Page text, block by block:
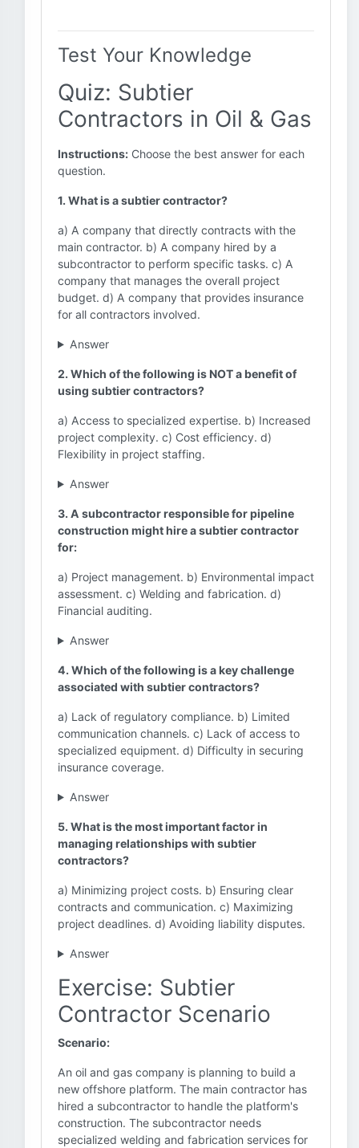
Test Your Knowledge
Quiz: Subtier
Contractors in Oil & Gas
Instructions: Choose the best answer for each
question.
1. What is a subtier contractor?
a) A company that directly contracts with the
main contractor. b) A company hired by a
subcontractor to perform specific tasks. c) A
company that manages the overall project
budget. d) A company that provides insurance
for all contractors involved.
Answer
2. Which of the following is NOT a benefit of
using subtier contractors?
a) Access to specialized expertise. b) Increased
project complexity. c) Cost efficiency. d)
Flexibility in project staffing.
Answer
3. A subcontractor responsible for pipeline
construction might hire a subtier contractor
for:
a) Project management. b) Environmental impact
assessment. c) Welding and fabrication. d)
Financial auditing.
Answer
4. Which of the following is a key challenge
associated with subtier contractors?
a) Lack of regulatory compliance. b) Limited
communication channels. c) Lack of access to
specialized equipment. d) Difficulty in securing
insurance coverage.
Answer
5. What is the most important factor in
managing relationships with subtier
contractors?
a) Minimizing project costs. b) Ensuring clear
contracts and communication. c) Maximizing
project deadlines. d) Avoiding liability disputes.
Answer
Exercise: Subtier
Contractor Scenario
Scenario:
An oil and gas company is planning to build a
new offshore platform. The main contractor has
hired a subcontractor to handle the platform's
construction. The subcontractor needs
specialized welding and fabrication services for